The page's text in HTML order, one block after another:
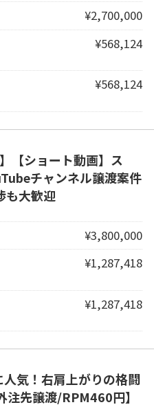
¥2,700,000
¥568,124
¥568,124
【ショート動画】ス
チャンネル譲渡案件
も大歓迎
¥3,800,000
¥1,287,418
¥1,287,418
人気！右肩上がりの格闘
先譲渡/RPM460円】